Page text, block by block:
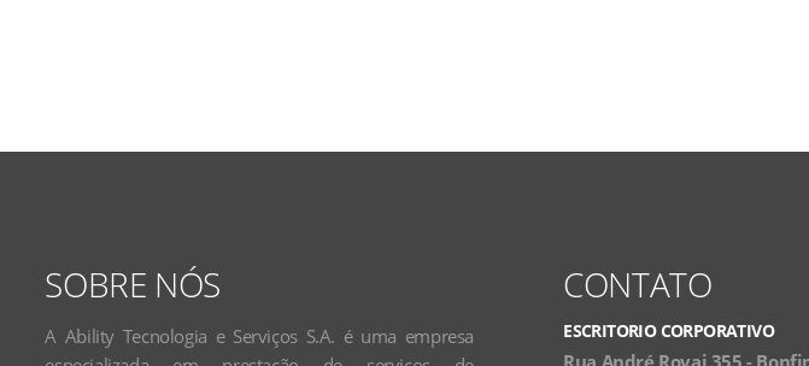
SOBRE NÓS
A Ability Tecnologia e Serviços S.A. é uma empresa
CONTATO
ESCRITORIO CORPORATIVO
Rua André Rovai 355 -